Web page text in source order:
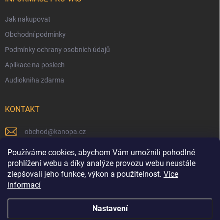
Používáme cookies, abychom Vám umožnili pohodlné
prohlížení webu a díky analýze provozu webu neustále
zlepšovali jeho funkce, výkon a použitelnost. Více
informací
Nastavení
Jak nakupovat
Obchodní podmínky
Podmínky ochrany osobních údajů
Aplikace na poslech
Audiokniha zdarma
KONTAKT
obchod@kanopa.cz
Náš Facebook
kanopa_nakladatelstvi
Náš Youtube kanál